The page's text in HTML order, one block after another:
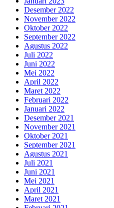
Desember 2022
November 2022
Oktober 2022
September 2022
Agustus 2022
Juli 2022
Juni 2022
Mei 2022
April 2022
Maret 2022
Februari 2022
Januari 2022
Desember 2021
November 2021
Oktober 2021
September 2021
Agustus 2021
Juli 2021
Juni 2021
Mei 2021
April 2021
Maret 2021